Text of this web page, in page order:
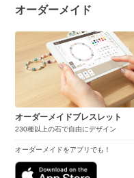
オーダーメイド
オーダーメイドブレスレット
230種以上の石で自由にデザイン
オーダーメイドをアプリでも！